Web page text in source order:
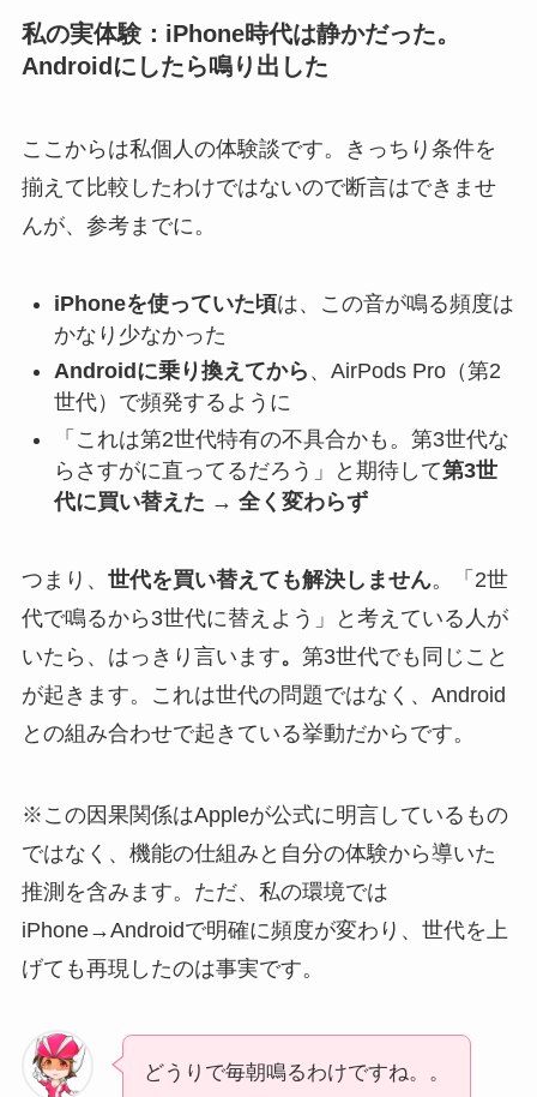
私の実体験：iPhone時代は静かだった。
Androidにしたら鳴り出した
ここからは私個人の体験談です。きっちり条件を
揃えて比較したわけではないので断言はできませ
んが、参考までに。
iPhoneを使っていた頃は、この音が鳴る頻度は
かなり少なかった
Androidに乗り換えてから 、AirPods Pro（第2
世代）で頻発するように
「これは第2世代特有の不具合かも。第3世代な
らさすがに直ってるだろう」と期待して第3世
代に買い替えた → 全く変わらず
つまり、 世代を買い替えても解決しません。「2世
代で鳴るから3世代に替えよう」と考えている人が
いたら、はっきり言います。 第3世代でも同じこと
が起きます。これは世代の問題ではなく、Android
との組み合わせで起きている挙動だからです。
※この因果関係はAppleが公式に明言しているもの
ではなく、機能の仕組みと自分の体験から導いた
推測を含みます。ただ、私の環境では
iPhone→Androidで明確に頻度が変わり、世代を上
げても再現したのは事実です。
どうりで毎朝鳴るわけですね。。